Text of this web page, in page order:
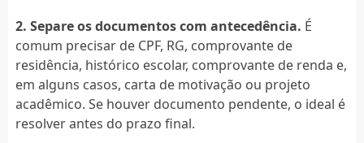
2. Separe os documentos com antecedência. É
comum precisar de CPF, RG, comprovante de
residência, histórico escolar, comprovante de renda e,
em alguns casos, carta de motivação ou projeto
acadêmico. Se houver documento pendente, o ideal é
resolver antes do prazo final.